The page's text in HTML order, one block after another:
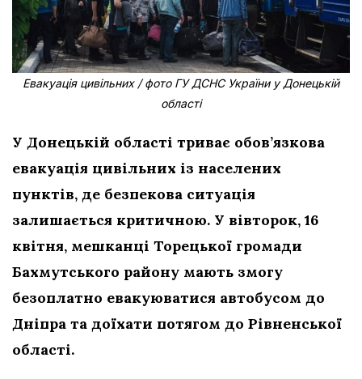
Евакуація цивільних / фото ГУ ДСНС України у Донецькій
області
У Донецькій області триває обов’язкова
евакуація цивільних із населених
пунктів, де безпекова ситуація
залишається критичною. У вівторок, 16
квітня, мешканці Торецької громади
Бахмутського району мають змогу
безоплатно евакуюватися автобусом до
Дніпра та доїхати потягом до Рівненської
області.